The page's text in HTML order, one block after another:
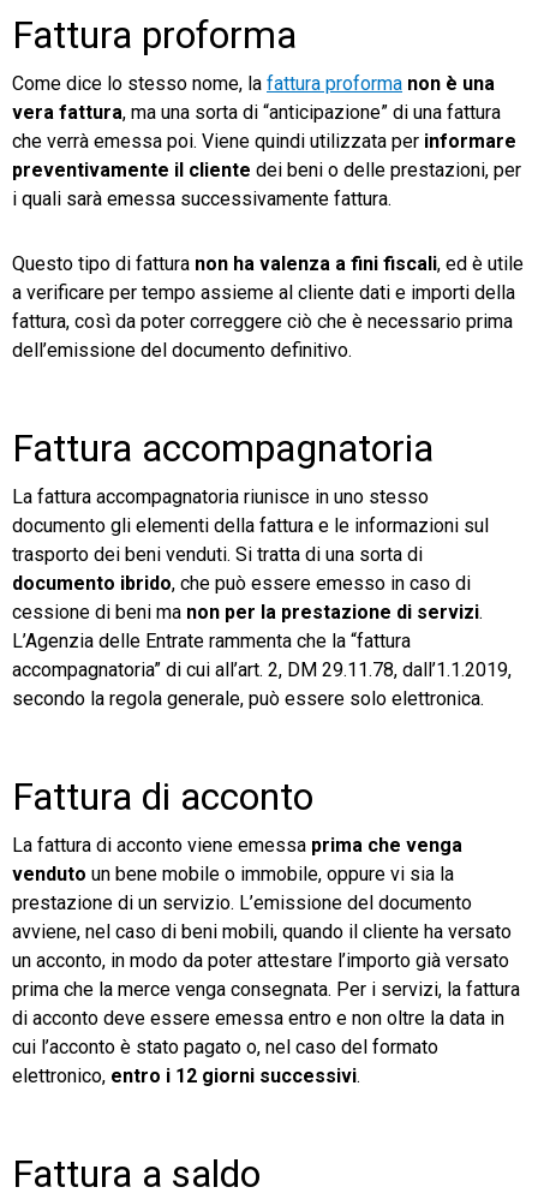
Fattura proforma
Come dice lo stesso nome, la fattura proforma non è una
vera fattura, ma una sorta di “anticipazione” di una fattura
che verrà emessa poi. Viene quindi utilizzata per informare
preventivamente il cliente dei beni o delle prestazioni, per
i quali sarà emessa successivamente fattura.
Questo tipo di fattura non ha valenza a fini fiscali, ed è utile
a verificare per tempo assieme al cliente dati e importi della
fattura, così da poter correggere ciò che è necessario prima
dell’emissione del documento definitivo.
Fattura accompagnatoria
La fattura accompagnatoria riunisce in uno stesso
documento gli elementi della fattura e le informazioni sul
trasporto dei beni venduti. Si tratta di una sorta di
documento ibrido, che può essere emesso in caso di
cessione di beni ma non per la prestazione di servizi.
L’Agenzia delle Entrate rammenta che la “fattura
accompagnatoria” di cui all’art. 2, DM 29.11.78, dall’1.1.2019,
secondo la regola generale, può essere solo elettronica.
Fattura di acconto
La fattura di acconto viene emessa prima che venga
venduto un bene mobile o immobile, oppure vi sia la
prestazione di un servizio. L’emissione del documento
avviene, nel caso di beni mobili, quando il cliente ha versato
un acconto, in modo da poter attestare l’importo già versato
prima che la merce venga consegnata. Per i servizi, la fattura
di acconto deve essere emessa entro e non oltre la data in
cui l’acconto è stato pagato o, nel caso del formato
elettronico, entro i 12 giorni successivi.
Fattura a saldo